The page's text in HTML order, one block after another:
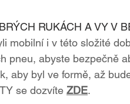
RUKÁCH A VY V
mobilní i v této složité
pneu, abyste bezpečně
aby byl ve formě, až
se dozvíte ZDE.